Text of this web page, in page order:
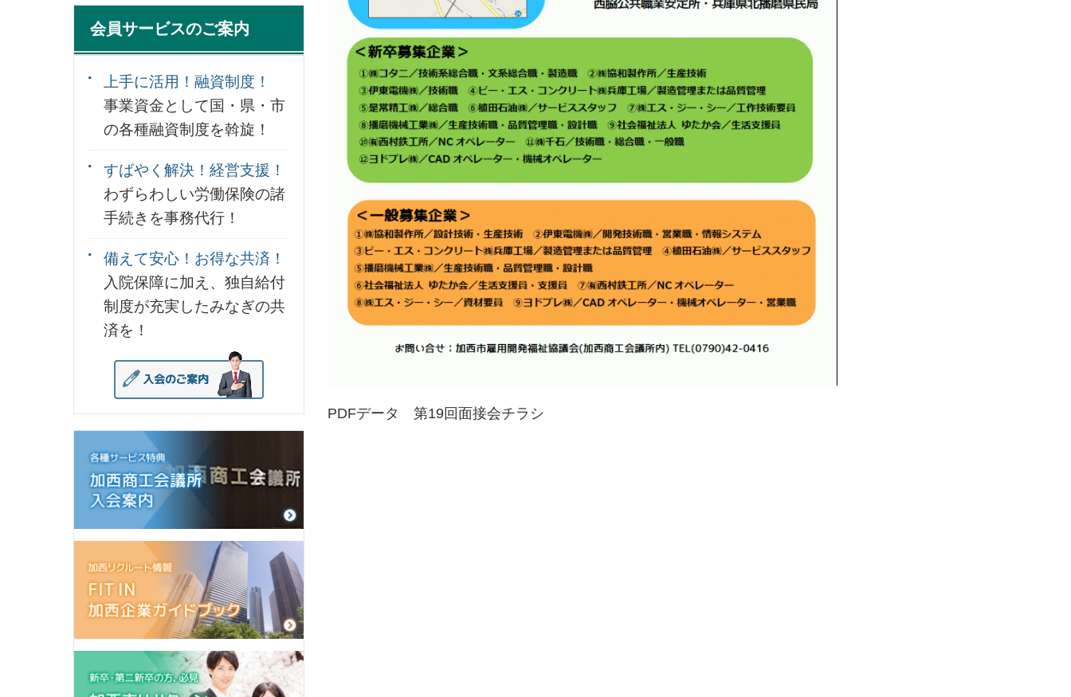
PDFデータ 第19回面接会チラシ
会員サービスのご案内
上手に活用！融資制度！
事業資金として国・県・市
の各種融資制度を斡旋！
すばやく解決！経営支援！
わずらわしい労働保険の諸
手続きを事務代行！
備えて安心！お得な共済！
入院保障に加え、独自給付
制度が充実したみなぎの共
済を！